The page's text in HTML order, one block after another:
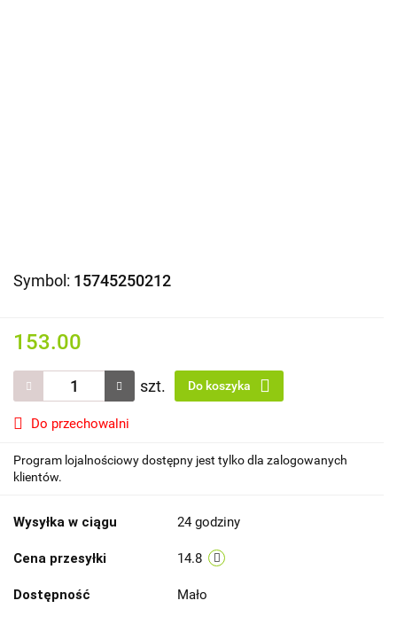
Symbol: 15745250212
153.00
szt. Do koszyka
Do przechowalni
Program lojalnościowy dostępny jest tylko dla zalogowanych
klientów.
Wysyłka w ciągu 24 godziny
Cena przesyłki 14.8
Dostępność Mało